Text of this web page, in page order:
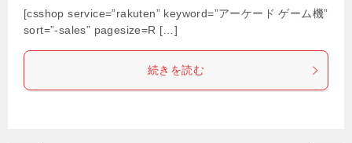
[csshop service=”rakuten” keyword=”アーケード ゲーム機”
sort=”-sales” pagesize=R […]
続きを読む